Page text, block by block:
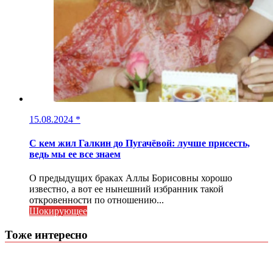
15.08.2024 *
С кем жил Галкин до Пугачёвой: лучше присесть,
ведь мы ее все знаем
О предыдущих браках Аллы Борисовны хорошо
известно, а вот ее нынешний избранник такой
откровенности по отношению...
Шокирующее
Тоже интересно